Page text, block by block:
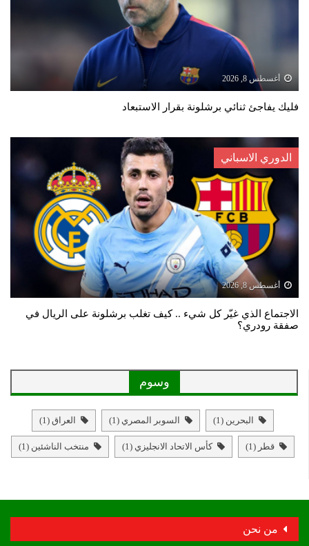
أغسطس 8, 2026
فليك يفاجئ ثنائي برشلونة بقرار الاستبعاد
الدوري الاسباني
أغسطس 8, 2026
الاجتماع الذي غيّر كل شيء .. كيف تغلب برشلونة على الريال في
صفقة رودري؟
وسوم
البحرين (1) السوبر المصري (1) العراق (1)
قطر (1) كأس الاتحاد الانجليزي (1) منتخب الناشئين (1)
من نحن